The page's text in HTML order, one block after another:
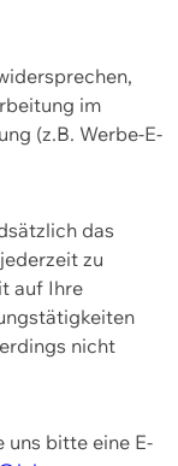
im
(z.B. Werbe-E-
das
zu
auf Ihre
nicht
uns bitte eine E-